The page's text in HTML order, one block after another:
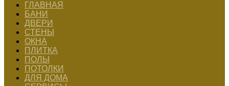
ГЛАВНАЯ
БАНИ
ДВЕРИ
СТЕНЫ
ОКНА
ПЛИТКА
ПОЛЫ
ПОТОЛКИ
ДЛЯ ДОМА